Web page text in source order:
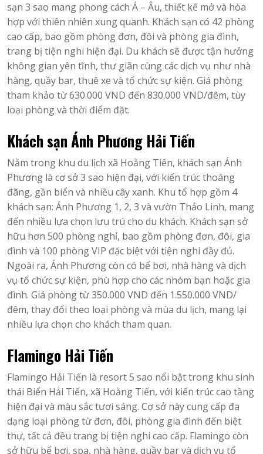
sạn 3 sao mang phong cách Á – Âu, thiết kế mở và hòa
hợp với thiên nhiên xung quanh. Khách sạn có 42 phòng
cao cấp, bao gồm phòng đơn, đôi và phòng gia đình,
trang bị tiện nghi hiện đại. Du khách sẽ được tận hưởng
không gian yên tĩnh, thư giãn cùng các dịch vụ như nhà
hàng, quầy bar, thuê xe và tổ chức sự kiện. Giá phòng
tham khảo từ 630.000 VND đến 830.000 VND/đêm, tùy
loại phòng và thời điểm đặt.
Khách sạn Ánh Phương Hải Tiến
Nằm trong khu du lịch xã Hoằng Tiến, khách sạn Ánh
Phương là cơ sở 3 sao hiện đại, với kiến trúc thoáng
đãng, gần biển và nhiều cây xanh. Khu tổ hợp gồm 4
khách sạn: Ánh Phương 1, 2, 3 và vườn Thảo Linh, mang
đến nhiều lựa chọn lưu trú cho du khách. Khách sạn sở
hữu hơn 500 phòng nghỉ, bao gồm phòng đơn, đôi, gia
đình và 100 phòng VIP đặc biệt với tiện nghi đầy đủ.
Ngoài ra, Ánh Phương còn có bể bơi, nhà hàng và dịch
vụ tổ chức sự kiện, phù hợp cho các nhóm bạn hoặc gia
đình. Giá phòng từ 350.000 VND đến 1.550.000 VND/
đêm, thay đổi theo loại phòng và mùa du lịch, mang lại
nhiều lựa chọn cho khách tham quan.
Flamingo Hải Tiến
Flamingo Hải Tiến là resort 5 sao nổi bật trong khu sinh
thái Biển Hải Tiến, xã Hoằng Tiến, với kiến trúc cao tầng
hiện đại và màu sắc tươi sáng. Cơ sở này cung cấp đa
dạng loại phòng từ đơn, đôi, phòng gia đình đến biệt
thự, tất cả đều trang bị tiện nghi cao cấp. Flamingo còn
sở hữu bể bơi, spa, nhà hàng, quầy bar và dịch vụ tổ